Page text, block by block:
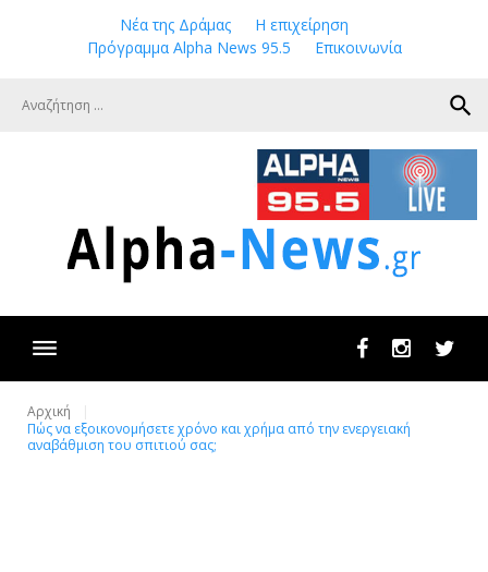
Νέα της Δράμας
Η επιχείρηση
Πρόγραμμα Alpha News 95.5
Επικοινωνία
search
FacebookInstagram
Αρχική
Πώς να εξοικονομήσετε χρόνο και χρήμα από την ενεργειακή
αναβάθμιση του σπιτιού σας;